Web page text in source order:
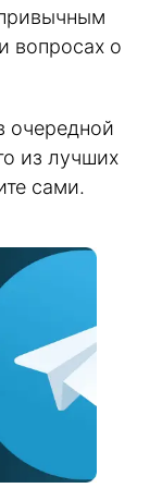
вопросах о
очередной
из лучших
сами.